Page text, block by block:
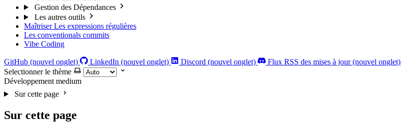
Gestion des Dépendances
Les autres outils
Maîtriser Les expressions régulières
Les conventionals commits
Vibe Coding
GitHub (nouvel onglet) LinkedIn (nouvel onglet) Discord (nouvel onglet)
Flux RSS des mises à jour (nouvel onglet)
Selectionner le thème
Développement medium
Sur cette page
Sur cette page